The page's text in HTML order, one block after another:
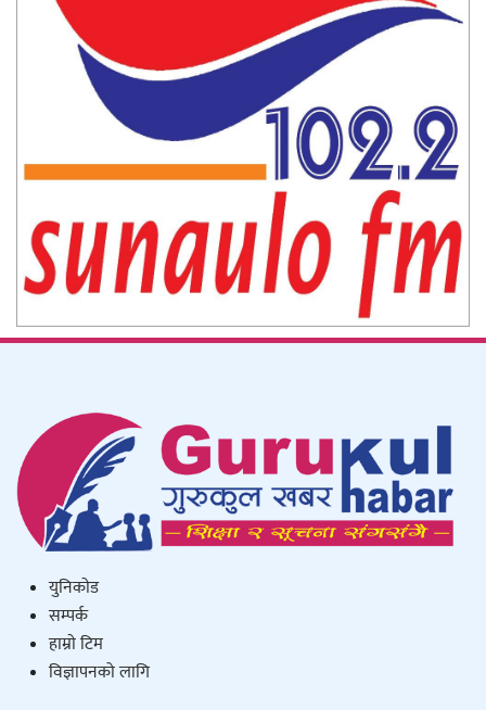
युनिकाेड
सम्पर्क
हाम्राे टिम
विज्ञापनको लागि